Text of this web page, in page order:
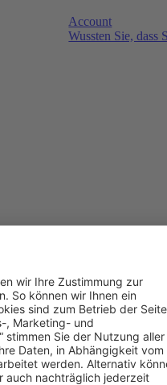
Account
Wussten Sie, dass